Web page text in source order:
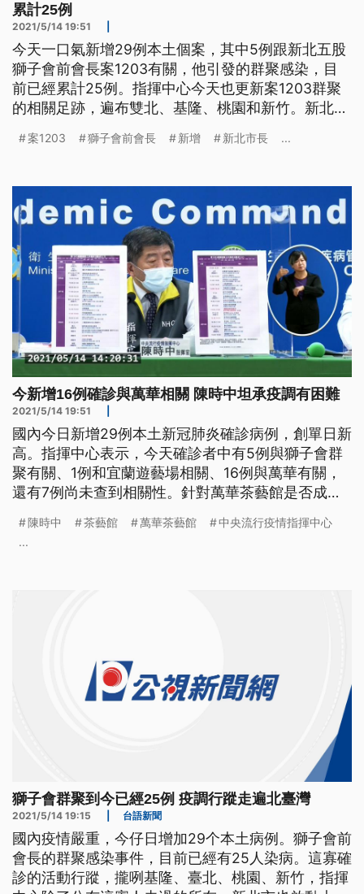
累計25例
2021/5/14 19:51
今天一口氣新增29例本土個案，其中5例跟新北五股
獅子會前會長案1203有關，他引發的群聚感染，目
前已經累計25例。指揮中心今天也更新案1203群聚
的相關足跡，遍布雙北、基隆、桃園和新竹。新北市
長侯友宜表示，未來將在疫情嚴重的地方，設置快篩
獅子會前會長案1203雖然沒有到過這，但與他接觸
過的獅子會朋友5月9
案1203 獅子會前會長 新增 新北市長 ...
今新增16例確診與萬華相關 陳時中坦承疫調有困難
2021/5/14 19:51
國內今日新增29例本土新冠肺炎確診病例，創單日新
高。指揮中心表示，今天確診者中有5例與獅子會群
聚有關、1例和宜蘭遊藝場相關、16例與萬華有關，
還有7例尚未查到相關性。針對萬華茶藝館是否成為
但都沒講，增添了疫調的困難。但他認為茶藝館是社
會不同層面的面向，未來會持續加強相關人員的衛教
陳時中 茶藝館 萬華茶藝館
中央流行疫情指揮中心
...
獅子會群聚到今已經25例 疫調行蹤走遍北臺灣
2021/5/14 19:15 台語新聞
國內疫情嚴重，今仔日增加29个本土病例。獅子會前
會長的群聚感染事件，目前已經有25人染病。這寡確
診的活動行蹤，攏咧基隆、臺北、桃園、新竹，指揮